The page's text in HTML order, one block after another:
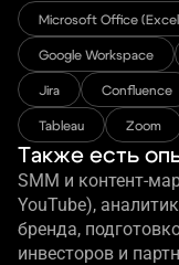
Microsoft Office
Google Workspace
Jira Confluence
Tableau Zoom
Также есть
SMM и контент-
YouTube),
бренда,
инвесторов и